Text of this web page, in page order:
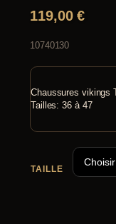
basé sur
notation
119,00€
10740130
Chaussures vikings
Tailles: 36 à 47
TAILLE